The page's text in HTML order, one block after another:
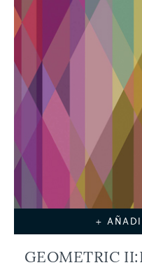
+
GEOMETRIC